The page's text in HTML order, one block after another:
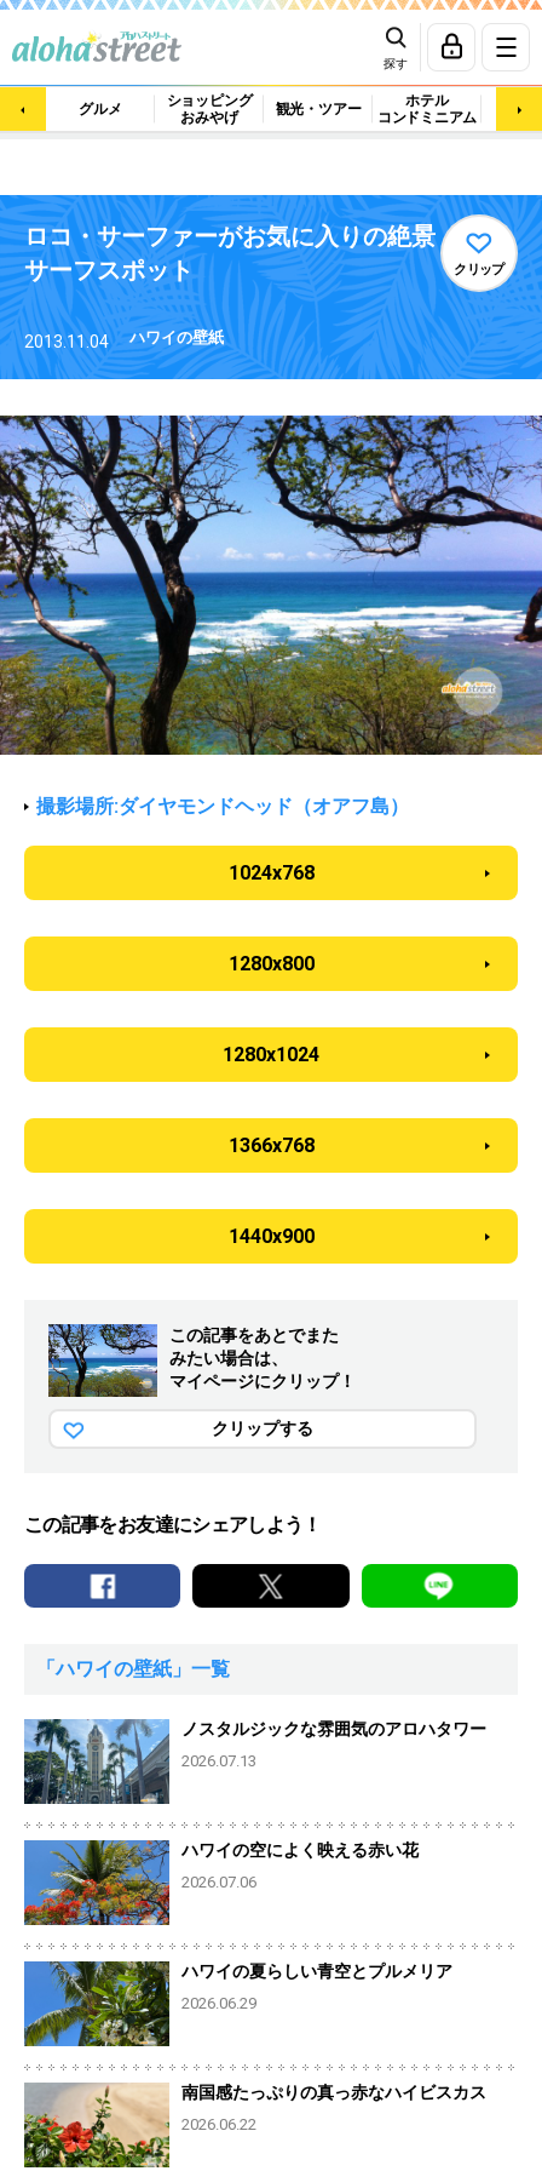
探す
グルメ
ショッピング
おみやげ
観光・ツアー
ホテル
コンドミニアム
マッ
ロコ・サーファーがお気に入りの絶景
サーフスポット
クリップ
2013.11.04 ハワイの壁紙
撮影場所:ダイヤモンドヘッド（オアフ島）
1024x768
1280x800
1280x1024
1366x768
1440x900
この記事をあとでまた
みたい場合は、
マイページにクリップ！
クリップする
この記事をお友達にシェアしよう！
「ハワイの壁紙」一覧
ノスタルジックな雰囲気のアロハタワー
2026.07.13
ハワイの空によく映える赤い花
2026.07.06
ハワイの夏らしい青空とプルメリア
2026.06.29
南国感たっぷりの真っ赤なハイビスカス
2026.06.22